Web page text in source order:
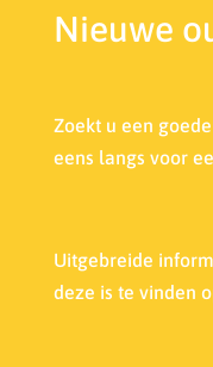
Nieuwe
Zoekt u een
eens langs voor
Uitgebreide
deze is te vinden